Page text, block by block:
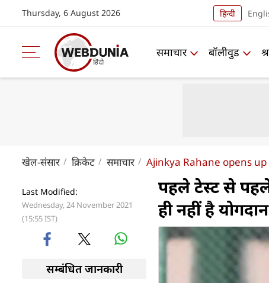
Thursday, 6 August 2026 हिन्दी
समाचार बॉलीवुड
खेल-संसार क्रिकेट समाचार Ajinkya Rahane opens
Last Modified:
Wednesday, 24 November 2021
(15:55 IST)
सम्बंधित जानकारी
पहले टेस्ट से पहले
ही नहीं है